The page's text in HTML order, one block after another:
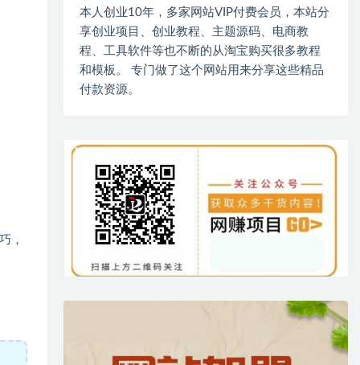
，
本人创业10年，多家网站VIP付费会员，本站分
享创业项目、创业教程、主题源码、电商教
程、工具软件等也不断的从淘宝购买很多教程
和模板。 专门做了这个网站用来分享这些精品
付款资源。